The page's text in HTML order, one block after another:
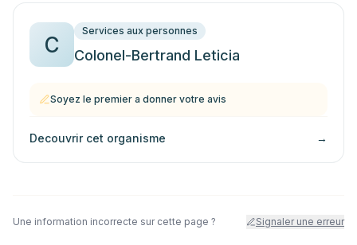
C
Services aux personnes
Colonel-Bertrand Leticia
Soyez le premier a donner votre avis
Decouvrir cet organisme →
Une information incorrecte sur cette page ? Signaler une erreur